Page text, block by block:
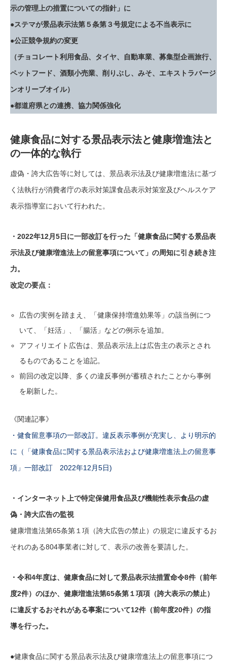
示の管理上の措置についての指針」に
●ステマが景品表示法第５条第３号規定による不当表示に
●公正競争規約の変更
（チョコレート利用食品、タイヤ、自動車業、募集型企画旅行、
ペットフード、酒類小売業、削りぶし、みそ、エキストラバージ
ンオリーブオイル）
●都道府県との連携、協力関係強化
健康食品に対する景品表示法と健康増進法と
の一体的な執行
虚偽・誇大広告等に対しては、景品表示法及び健康増進法に基づ
く法執行が消費者庁の表示対策課食品表示対策室及びヘルスケア
表示指導室において行われた。
・2022年12月5日に一部改訂を行った「健康食品に関する景品表
示法及び健康増進法上の留意事項について」の周知に引き続き注
力。
改定の要点：
広告の実例を踏まえ、「健康保持増進効果等」の該当例につ
いて、「妊活」、「腸活」などの例示を追加。
アフィリエイト広告は、景品表示法上は広告主の表示とされ
るものであることを追記。
前回の改定以降、多くの違反事例が蓄積されたことから事例
を刷新した。
《関連記事》
・健食留意事項の一部改訂。違反表示事例が充実し、より明示的
に（「健康食品に関する景品表示法および健康増進法上の留意事
項」一部改訂 2022年12月5日)
・インターネット上で特定保健用食品及び機能性表示食品の虚
偽・誇大広告の監視
健康増進法第65条第１項（誇大広告の禁止）の規定に違反するお
それのある804事業者に対して、表示の改善を要請した。
・令和4年度は、健康食品に対して景品表示法措置命令8件（前年
度2件）のほか、健康増進法第65条第１項項（誇大表示の禁止）
に違反するおそれがある事案について12件（前年度20件）の指
導を行った。
●健康⾷品に関する景品表⽰法及び健康増進法上の留意事項につ